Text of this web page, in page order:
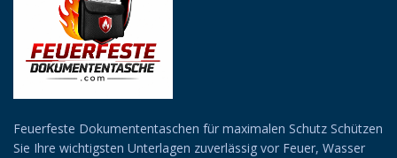
Feuerfeste Dokumententaschen für maximalen Schutz Schützen
Sie Ihre wichtigsten Unterlagen zuverlässig vor Feuer, Wasser